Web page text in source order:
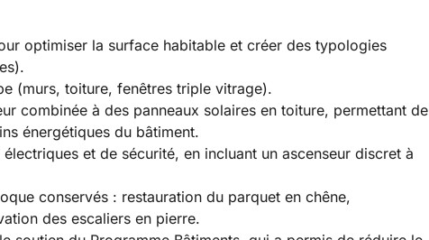
optimiser la surface habitable et créer des typologies
(murs, toiture, fenêtres triple vitrage).
combinée à des panneaux solaires en toiture, permettant de
énergétiques du bâtiment.
et de sécurité, en incluant un ascenseur discret à
conservés : restauration du parquet en chêne,
des escaliers en pierre.